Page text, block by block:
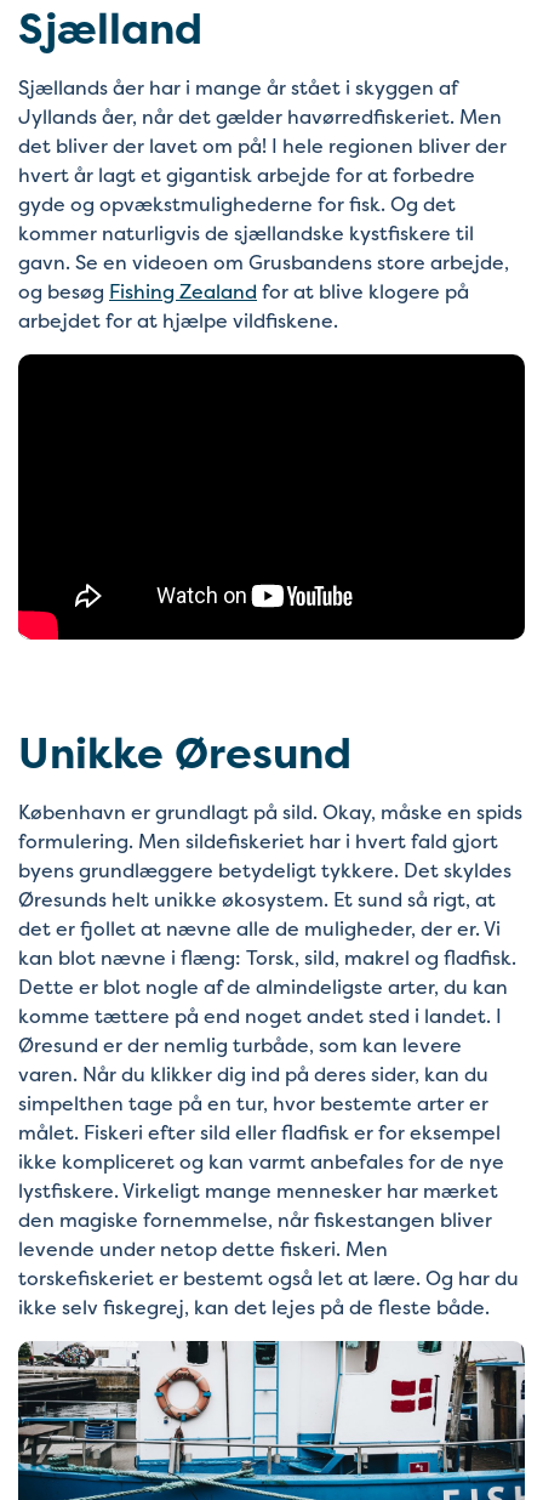
Sjælland
Sjællands åer har i mange år stået i skyggen af
Jyllands åer, når det gælder havørredfiskeriet. Men
det bliver der lavet om på! I hele regionen bliver der
hvert år lagt et gigantisk arbejde for at forbedre
gyde og opvækstmulighederne for fisk. Og det
kommer naturligvis de sjællandske kystfiskere til
gavn. Se en videoen om Grusbandens store arbejde,
og besøg Fishing Zealand for at blive klogere på
arbejdet for at hjælpe vildfiskene.
Unikke Øresund
København er grundlagt på sild. Okay, måske en spids
formulering. Men sildefiskeriet har i hvert fald gjort
byens grundlæggere betydeligt tykkere. Det skyldes
Øresunds helt unikke økosystem. Et sund så rigt, at
det er fjollet at nævne alle de muligheder, der er. Vi
kan blot nævne i flæng: Torsk, sild, makrel og fladfisk.
Dette er blot nogle af de almindeligste arter, du kan
komme tættere på end noget andet sted i landet. I
Øresund er der nemlig turbåde, som kan levere
varen. Når du klikker dig ind på deres sider, kan du
simpelthen tage på en tur, hvor bestemte arter er
målet. Fiskeri efter sild eller fladfisk er for eksempel
ikke kompliceret og kan varmt anbefales for de nye
lystfiskere. Virkeligt mange mennesker har mærket
den magiske fornemmelse, når fiskestangen bliver
levende under netop dette fiskeri. Men
torskefiskeriet er bestemt også let at lære. Og har du
ikke selv fiskegrej, kan det lejes på de fleste både.